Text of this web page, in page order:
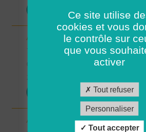
Auxiliaire de vie sociale - Les
Aide à domicile - Les Bauges (73)
Ce site utilise
cookies et vous
le contrôle sur
que vous
activer
Tout refuser
Personnaliser
Tout accepter